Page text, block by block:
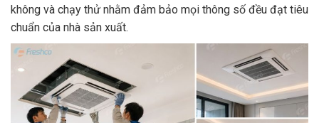
không và chạy thử nhằm đảm bảo mọi thông số đều đạt tiêu
chuẩn của nhà sản xuất.